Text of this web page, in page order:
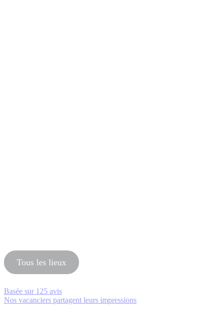
Tous les lieux
Basée sur 125 avis
Nos vacanciers partagent leurs impressions